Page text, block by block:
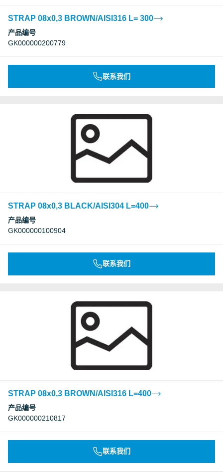
STRAP 08x0,3 BROWN/AISI316 L= 300
产品编号
GK000000200779
联系我们
STRAP 08x0,3 BLACK/AISI304 L=400
产品编号
GK000000100904
联系我们
STRAP 08x0,3 BROWN/AISI316 L=400
产品编号
GK000000210817
联系我们